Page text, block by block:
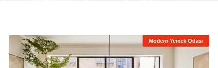
Modern Yemek Odası